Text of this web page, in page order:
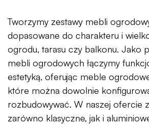
Tworzymy zestawy mebli
dopasowane do charakteru i
ogrodu, tarasu czy balkonu. Jako
mebli ogrodowych łączymy
estetyką, oferując meble
które można dowolnie
rozbudowywać. W naszej ofercie
zarówno klasyczne, jak i